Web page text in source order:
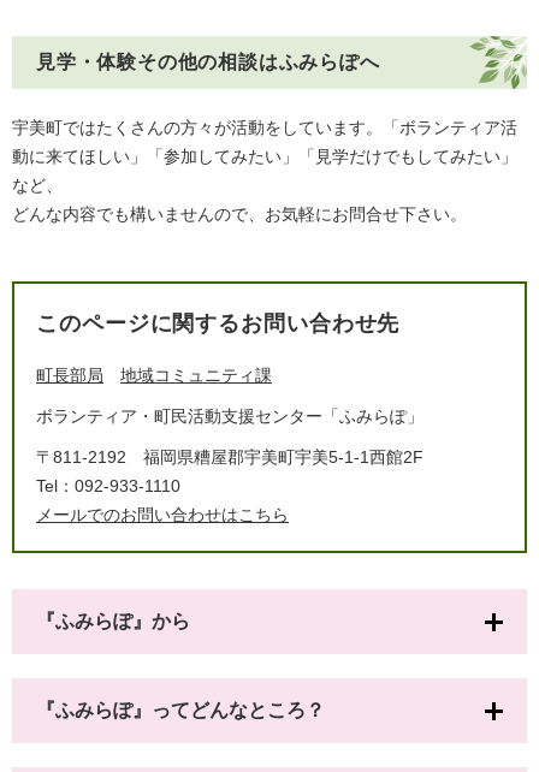
見学・体験その他の相談はふみらぽへ
宇美町ではたくさんの方々が活動をしています。「ボランティア活
動に来てほしい」「参加してみたい」「見学だけでもしてみたい」
など、
どんな内容でも構いませんので、お気軽にお問合せ下さい。
このページに関するお問い合わせ先
町長部局 地域コミュニティ課
ボランティア・町民活動支援センター「ふみらぽ」
〒811-2192
福岡県糟屋郡宇美町宇美5-1-1西館2F
Tel：092-933-1110
メールでのお問い合わせはこちら
『ふみらぽ』から
『ふみらぽ』ってどんなところ？